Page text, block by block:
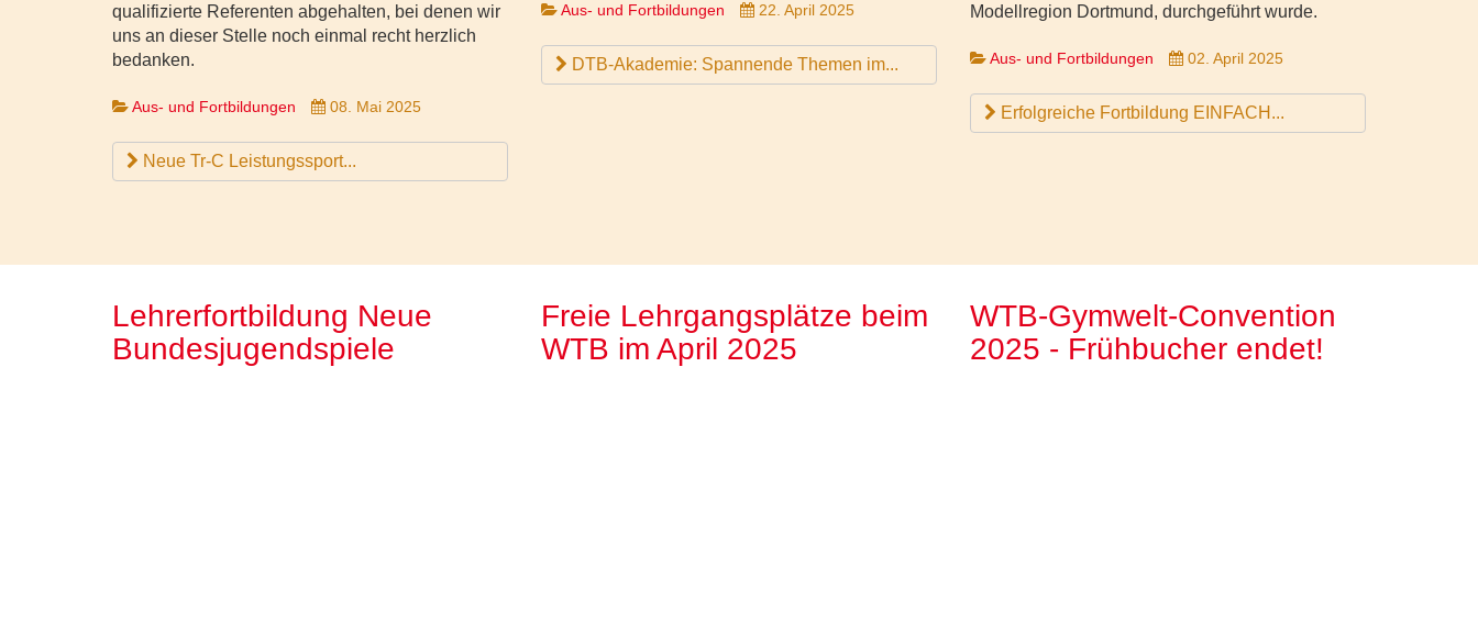
qualifizierte Referenten abgehalten, bei denen wir
uns an dieser Stelle noch einmal recht herzlich
bedanken.
Aus- und Fortbildungen 08. Mai 2025
Neue Tr-C Leistungssport...
Aus- und Fortbildungen 22. April 2025
DTB-Akademie: Spannende Themen im...
Modellregion Dortmund, durchgeführt wurde.
Aus- und Fortbildungen 02. April 2025
Erfolgreiche Fortbildung EINFACH...
Lehrerfortbildung Neue
Bundesjugendspiele
Freie Lehrgangsplätze beim
WTB im April 2025
WTB-Gymwelt-Convention
2025 - Frühbucher endet!